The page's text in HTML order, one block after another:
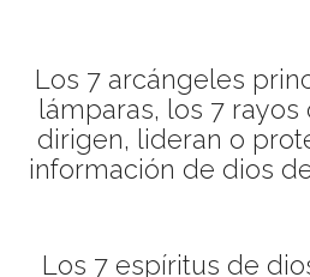
Los 7 arcángeles
lámparas, los 7
dirigen, lideran o
información de dios
Los 7 espíritus de